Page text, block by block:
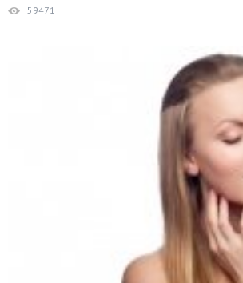
59471